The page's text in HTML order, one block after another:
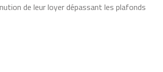
de leur loyer dépassant les plafonds